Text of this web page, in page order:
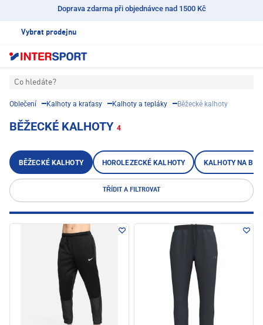
Doprava zdarma při objednávce nad 1500 Kč
Vybrat prodejnu
Co hledáte?
Oblečení Kalhoty a kraťasy Kalhoty a tepláky Běžecké kalhoty
BĚŽECKÉ KALHOTY 4
BĚŽECKÉ KALHOTY HOROLEZECKÉ KALHOTY KALHOTY NA
TŘÍDIT A FILTROVAT